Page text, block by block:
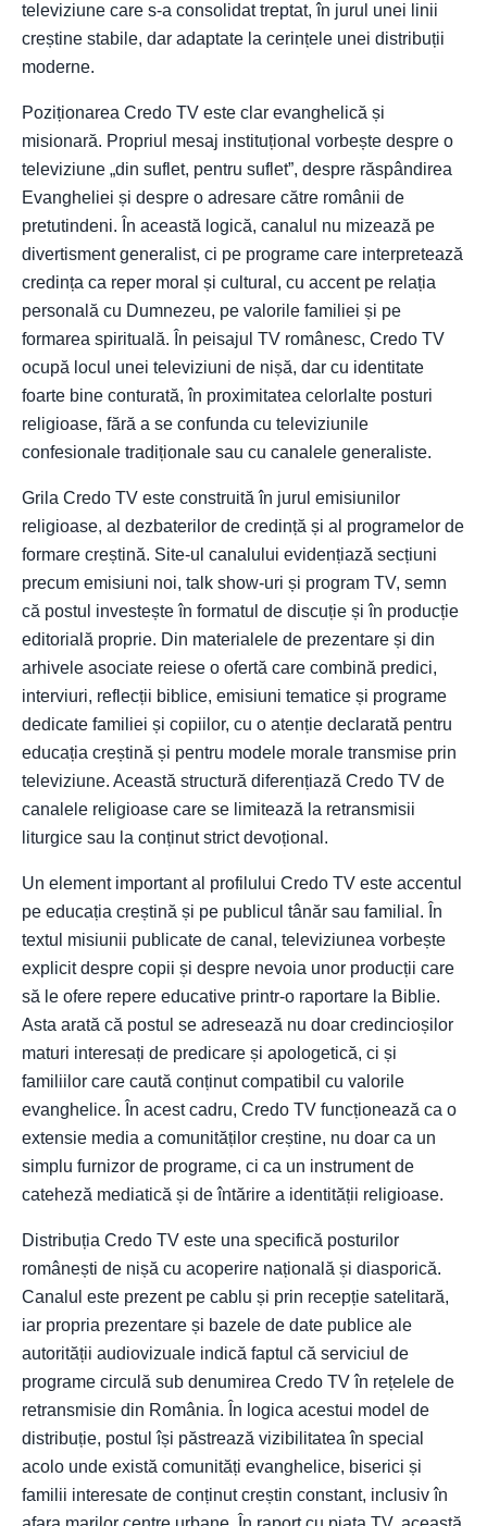
televiziune care s-a consolidat treptat, în jurul unei linii
creștine stabile, dar adaptate la cerințele unei distribuții
moderne.
Poziționarea Credo TV este clar evanghelică și
misionară. Propriul mesaj instituțional vorbește despre o
televiziune „din suflet, pentru suflet”, despre răspândirea
Evangheliei și despre o adresare către românii de
pretutindeni. În această logică, canalul nu mizează pe
divertisment generalist, ci pe programe care interpretează
credința ca reper moral și cultural, cu accent pe relația
personală cu Dumnezeu, pe valorile familiei și pe
formarea spirituală. În peisajul TV românesc, Credo TV
ocupă locul unei televiziuni de nișă, dar cu identitate
foarte bine conturată, în proximitatea celorlalte posturi
religioase, fără a se confunda cu televiziunile
confesionale tradiționale sau cu canalele generaliste.
Grila Credo TV este construită în jurul emisiunilor
religioase, al dezbaterilor de credință și al programelor de
formare creștină. Site-ul canalului evidențiază secțiuni
precum emisiuni noi, talk show-uri și program TV, semn
că postul investește în formatul de discuție și în producție
editorială proprie. Din materialele de prezentare și din
arhivele asociate reiese o ofertă care combină predici,
interviuri, reflecții biblice, emisiuni tematice și programe
dedicate familiei și copiilor, cu o atenție declarată pentru
educația creștină și pentru modele morale transmise prin
televiziune. Această structură diferențiază Credo TV de
canalele religioase care se limitează la retransmisii
liturgice sau la conținut strict devoțional.
Un element important al profilului Credo TV este accentul
pe educația creștină și pe publicul tânăr sau familial. În
textul misiunii publicate de canal, televiziunea vorbește
explicit despre copii și despre nevoia unor producții care
să le ofere repere educative printr-o raportare la Biblie.
Asta arată că postul se adresează nu doar credincioșilor
maturi interesați de predicare și apologetică, ci și
familiilor care caută conținut compatibil cu valorile
evanghelice. În acest cadru, Credo TV funcționează ca o
extensie media a comunităților creștine, nu doar ca un
simplu furnizor de programe, ci ca un instrument de
cateheză mediatică și de întărire a identității religioase.
Distribuția Credo TV este una specifică posturilor
românești de nișă cu acoperire națională și diasporică.
Canalul este prezent pe cablu și prin recepție satelitară,
iar propria prezentare și bazele de date publice ale
autorității audiovizuale indică faptul că serviciul de
programe circulă sub denumirea Credo TV în rețelele de
retransmisie din România. În logica acestui model de
distribuție, postul își păstrează vizibilitatea în special
acolo unde există comunități evanghelice, biserici și
familii interesate de conținut creștin constant, inclusiv în